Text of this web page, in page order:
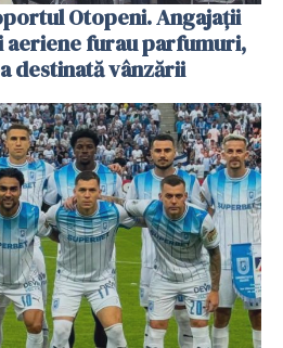
Otopeni. Angajații
aeriene furau parfumuri,
destinată vânzării